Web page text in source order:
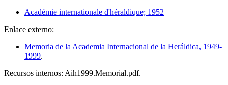
Académie internationale d'héraldique; 1952
Enlace externo:
Memoria de la Academia Internacional de la Heráldica, 1949-
1999.
Recursos internos: Aih1999.Memorial.pdf.